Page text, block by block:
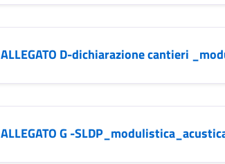
ALLEGATO D-dichiarazione cantieri
ALLEGATO G -